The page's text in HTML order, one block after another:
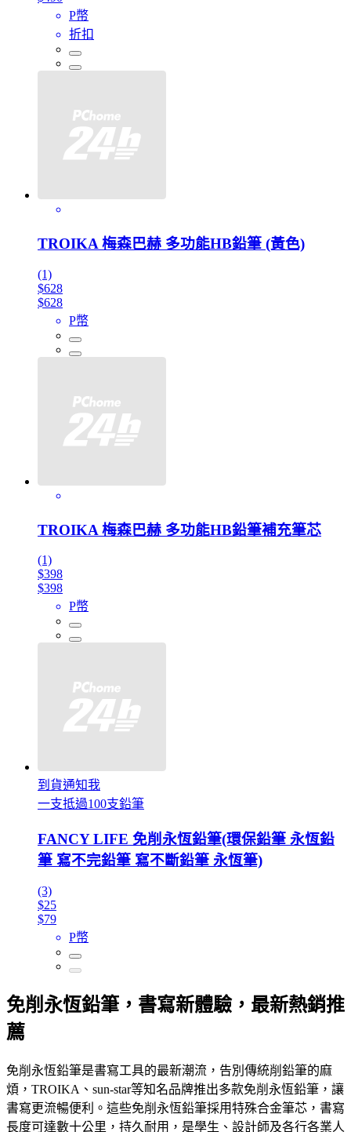
P幣
折扣
TROIKA 梅森巴赫 多功能HB鉛筆 (黃色)
(1)
$628
$628
P幣
TROIKA 梅森巴赫 多功能HB鉛筆補充筆芯
(1)
$398
$398
P幣
到貨通知我
一支抵過100支鉛筆
FANCY LIFE 免削永恆鉛筆(環保鉛筆 永恆鉛
筆 寫不完鉛筆 寫不斷鉛筆 永恆筆)
(3)
$25
$79
P幣
免削永恆鉛筆，書寫新體驗，最新熱銷推
薦
免削永恆鉛筆是書寫工具的最新潮流，告別傳統削鉛筆的麻
煩，TROIKA、sun-star等知名品牌推出多款免削永恆鉛筆，讓
書寫更流暢便利。這些免削永恆鉛筆採用特殊合金筆芯，書寫
長度可達數十公里，持久耐用，是學生、設計師及各行各業人